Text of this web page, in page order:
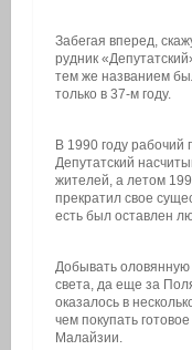
Забегая вперед,
рудник
тем же названием
только в 37-м году.
В 1990 году рабочий
Депутатский
жителей, а летом
прекратил свое
есть был оставлен
Добывать оловянную
света, да еще за
оказалось в
чем покупать
Малайзии.